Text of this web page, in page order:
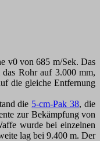
v0 von 685 m/Sek. Das
Rohr auf 3.000 mm,
die gleiche Entfernung
die 5-cm-Pak 38, die
zur Bekämpfung von
wurde bei einzelnen
lag bei 9.400 m. Der